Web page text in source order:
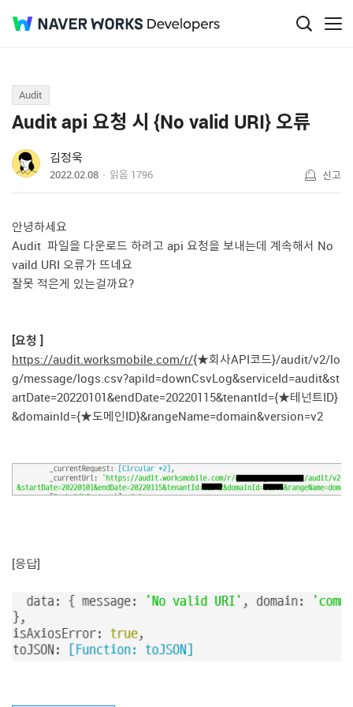
Q&A
Audit
Audit api 요청 시 {No valid URI} 오류
김정욱
2022.02.08 읽음 1796 신고
안녕하세요
Audit 파일을 다운로드 하려고 api 요청을 보내는데 계속해서 No
vaild URI 오류가 뜨네요
잘못 적은게 있는걸까요?
[요청 ]
https://audit.worksmobile.com/r/{★회사API코드}/audit/v2/lo
g/message/logs.csv?apiId=downCsvLog&serviceId=audit&st
artDate=20220101&endDate=20220115&tenantId={★테넌트ID}
&domainId={★도메인ID}&rangeName=domain&version=v2
[응답]